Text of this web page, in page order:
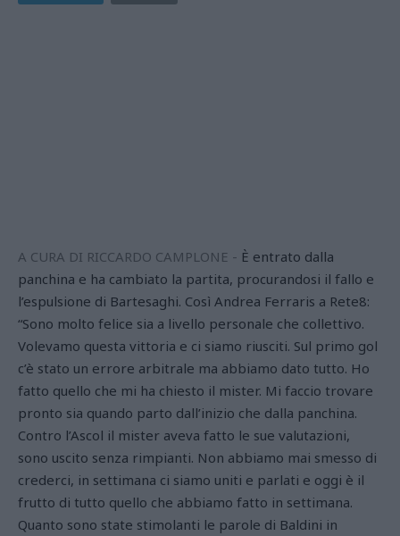
A CURA DI RICCARDO CAMPLONE - È entrato dalla
panchina e ha cambiato la partita, procurandosi il fallo e
l’espulsione di Bartesaghi. Così Andrea Ferraris a Rete8:
“Sono molto felice sia a livello personale che collettivo.
Volevamo questa vittoria e ci siamo riusciti. Sul primo gol
c’è stato un errore arbitrale ma abbiamo dato tutto. Ho
fatto quello che mi ha chiesto il mister. Mi faccio trovare
pronto sia quando parto dall’inizio che dalla panchina.
Contro l’Ascol il mister aveva fatto le sue valutazioni,
sono uscito senza rimpianti. Non abbiamo mai smesso di
crederci, in settimana ci siamo uniti e parlati e oggi è il
frutto di tutto quello che abbiamo fatto in settimana.
Quanto sono state stimolanti le parole di Baldini in